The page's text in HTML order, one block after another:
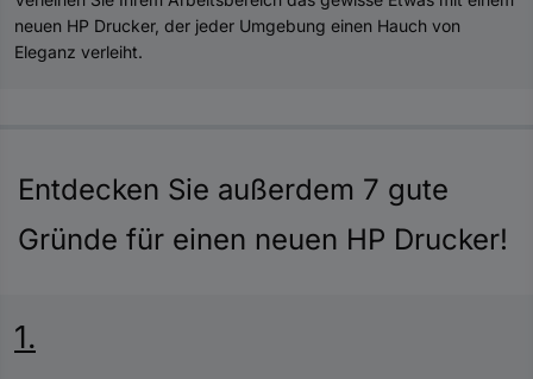
neuen HP Drucker, der jeder Umgebung einen Hauch von
Eleganz verleiht.
Entdecken Sie außerdem 7 gute
Gründe für einen neuen HP Drucker!
1.